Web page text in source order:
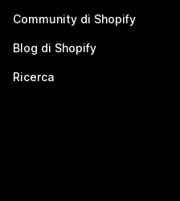
Community di Shopify
Blog di Shopify
Ricerca